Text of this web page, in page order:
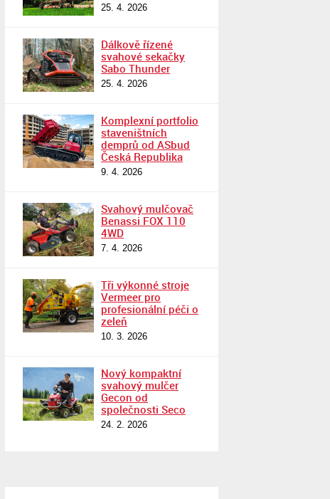
25. 4. 2026
Dálkově řízené
svahové sekačky
Sabo Thunder
25. 4. 2026
Komplexní portfolio
staveništních
demprů od ASbud
Česká Republika
9. 4. 2026
Svahový mulčovač
Benassi FOX 110
4WD
7. 4. 2026
Tři výkonné stroje
Vermeer pro
profesionální péči o
zeleň
10. 3. 2026
Nový kompaktní
svahový mulčer
Gecon od
společnosti Seco
24. 2. 2026